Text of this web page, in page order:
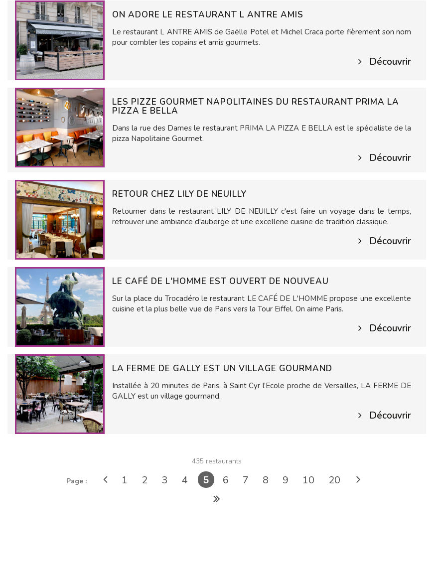
ON ADORE LE RESTAURANT L ANTRE AMIS
Le restaurant L ANTRE AMIS de Gaëlle Potel et Michel Craca porte fièrement son nom
pour combler les copains et amis gourmets.
Découvrir
LES PIZZE GOURMET NAPOLITAINES DU RESTAURANT PRIMA LA
PIZZA E BELLA
Dans la rue des Dames le restaurant PRIMA LA PIZZA E BELLA est le spécialiste de la
pizza Napolitaine Gourmet.
Découvrir
RETOUR CHEZ LILY DE NEUILLY
Retourner dans le restaurant LILY DE NEUILLY c'est faire un voyage dans le temps,
retrouver une ambiance d'auberge et une excellene cuisine de tradition classique.
Découvrir
LE CAFÉ DE L'HOMME EST OUVERT DE NOUVEAU
Sur la place du Trocadéro le restaurant LE CAFÉ DE L'HOMME propose une excellente
cuisine et la plus belle vue de Paris vers la Tour Eiffel. On aime Paris.
Découvrir
LA FERME DE GALLY EST UN VILLAGE GOURMAND
Installée à 20 minutes de Paris, à Saint Cyr l’Ecole proche de Versailles, LA FERME DE
GALLY est un village gourmand.
Découvrir
435 restaurants
Page : 1 2 3 4 5 6 7 8 9 10 20